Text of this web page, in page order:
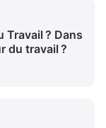
Travail ? Dans
du travail ?